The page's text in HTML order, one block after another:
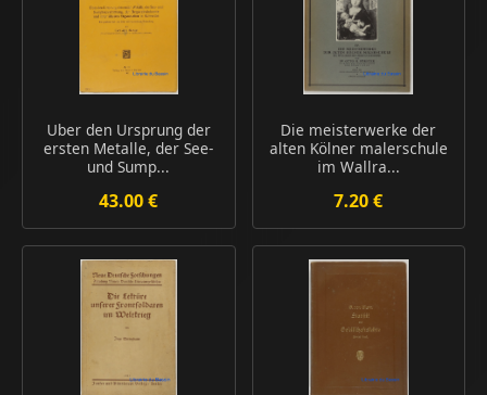
Uber den Ursprung der
ersten Metalle, der See-
und Sump...
43.00 €
Die meisterwerke der
alten Kölner malerschule
im Wallra...
7.20 €